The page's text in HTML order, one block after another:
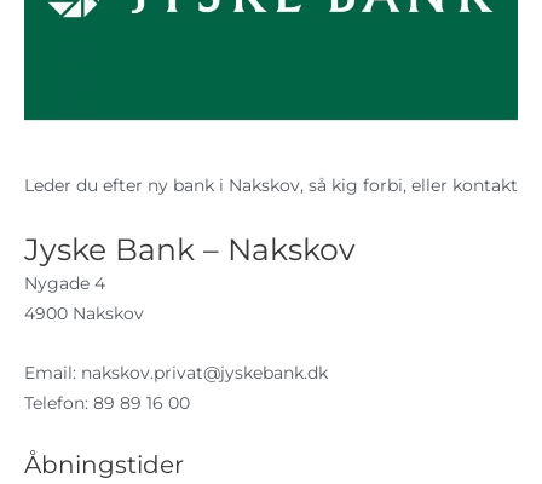
Leder du efter ny bank i Nakskov, så kig forbi, eller kontakt
Jyske Bank – Nakskov
Nygade 4
4900 Nakskov
Email: nakskov.privat@jyskebank.dk
Telefon: 89 89 16 00
Åbningstider